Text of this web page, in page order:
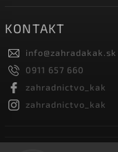
KONTAKT
info@zahradakak.sk
0911 657 660
zahradnictvo_kak
zahradnictvo_kak